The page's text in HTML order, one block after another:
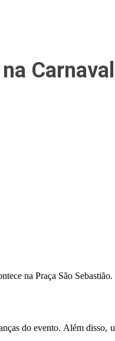
na Praça São Sebastião.
do evento. Além disso,